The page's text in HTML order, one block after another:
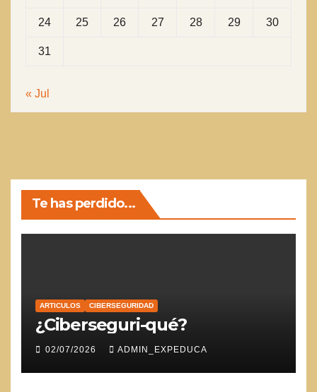
24 25 26 27 28 29 30
31
« Jul
Te has perdido...
ARTICULOS CIBERSEGURIDAD
¿Ciberseguri-qué?
02/07/2026 ADMIN_EXPEDUCA